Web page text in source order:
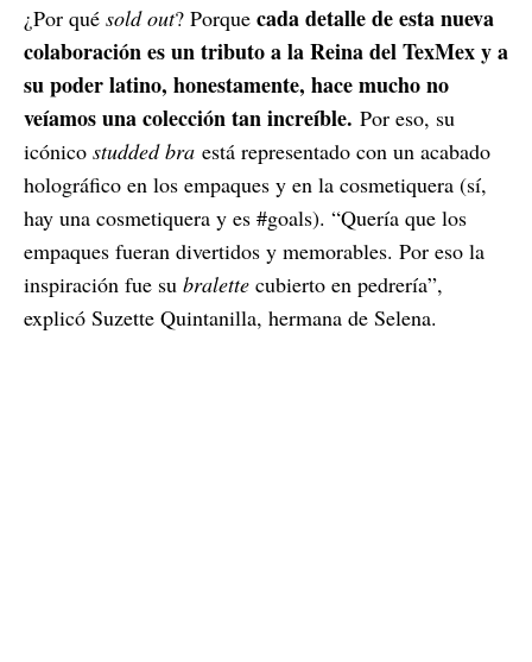
¿Por qué sold out? Porque cada detalle de esta nueva
colaboración es un tributo a la Reina del TexMex y a
su poder latino, honestamente, hace mucho no
veíamos una colección tan increíble. Por eso, su
icónico studded bra está representado con un acabado
holográfico en los empaques y en la cosmetiquera (sí,
hay una cosmetiquera y es #goals). “Quería que los
empaques fueran divertidos y memorables. Por eso la
inspiración fue su bralette cubierto en pedrería”,
explicó Suzette Quintanilla, hermana de Selena.